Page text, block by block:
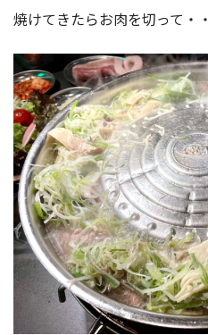
焼けてきたらお肉を切って・・